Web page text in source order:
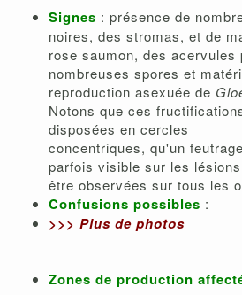
Signes : présence de
noires, des stromas, et de
rose saumon, des acervules
nombreuses spores et
reproduction asexuée de
Notons que ces
disposées en cercles
concentriques, qu'un
parfois visible sur les
être observées sur tous les
Confusions possibles :
>>> Plus de photos
Zones de production